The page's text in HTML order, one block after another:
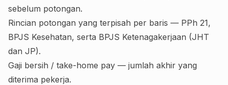
sebelum potongan.
Rincian potongan yang terpisah per baris — PPh 21,
BPJS Kesehatan, serta BPJS Ketenagakerjaan (JHT
dan JP).
Gaji bersih / take-home pay — jumlah akhir yang
diterima pekerja.